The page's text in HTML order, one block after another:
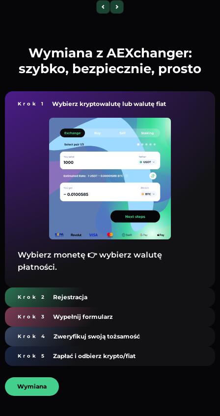
Wymiana z AEXchanger:
szybko, bezpiecznie, prosto
Krok 1 Wybierz kryptowalutę lub walutę fiat
Wybierz monetę 👉 wybierz walutę
płatności.
Krok 2 Rejestracja
Krok 3 Wypełnij formularz
Krok 4 Zweryfikuj swoją tożsamość
Krok 5 Zapłać i odbierz krypto/fiat
Wymiana